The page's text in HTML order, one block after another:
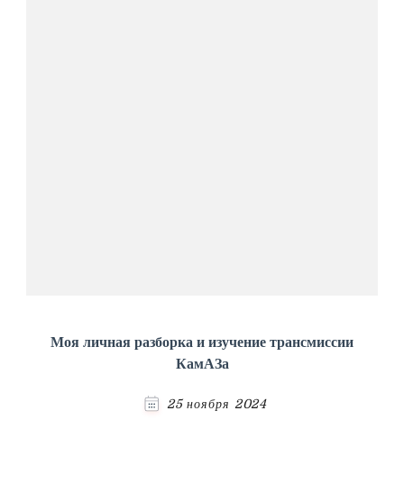
Моя личная разборка и изучение трансмиссии
КамАЗа
25 ноября 2024